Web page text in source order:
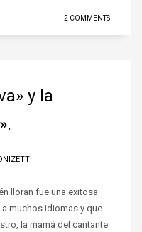
2 COMMENTS
y la
lloran fue una exitosa
muchos idiomas y que
la mamá del cantante